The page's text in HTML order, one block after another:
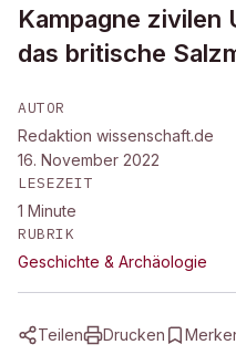
Kampagne zivilen
das britische
AUTOR
Redaktion wissenschaft.de
16. November 2022
LESEZEIT
1 Minute
RUBRIK
Geschichte & Archäologie
Teilen Drucken